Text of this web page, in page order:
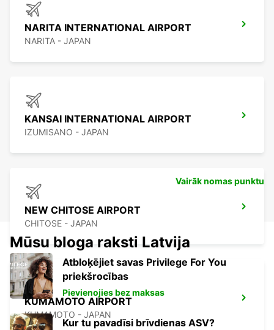
NARITA INTERNATIONAL AIRPORT
NARITA - JAPAN
KANSAI INTERNATIONAL AIRPORT
IZUMISANO - JAPAN
NEW CHITOSE AIRPORT
CHITOSE - JAPAN
KUMAMOTO AIRPORT
KUMAMOTO - JAPAN
Vairāk nomas punktu
Mūsu bloga raksti Latvija
Atbloķējiet savas Privilege For You
priekšrocības
Pievienojies bez maksas
Kur tu pavadīsi brīvdienas ASV?